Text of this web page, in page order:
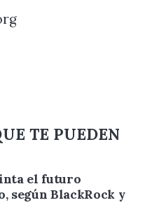
TE PUEDEN
el futuro
según BlackRock y